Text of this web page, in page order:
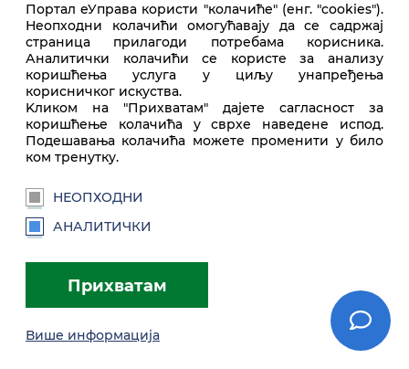
Врх стране
euprava.gov.rs
Услови коришћења
Портал еУправа користи "колачиће" (енг. "cookies").
Неопходни колачићи омогућавају да се садржај
страница прилагоди потребама корисника.
Аналитички колачићи се користе за анализу
коришћења услуга у циљу унапређења
корисничког искуства.
Kликом на "Прихватам" дајете сагласност за
коришћење колачића у сврхе наведене испод.
Подешавања колачића можете променити у било
ком тренутку.
НЕОПХОДНИ
АНАЛИТИЧКИ
Прихватам
Више информација